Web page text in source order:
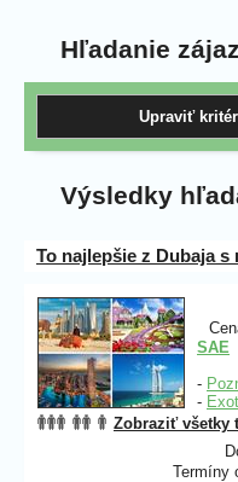
Hľadanie
Výsledky
To najlepšie z Dubaja
SAE
-
-
Zobraziť všetky
Termíny